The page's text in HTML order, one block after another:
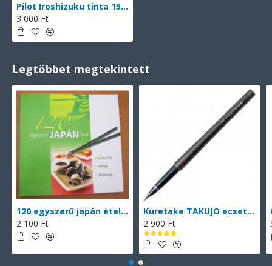
Pilot Iroshizuku tinta 15 ml
3 000 Ft
Legtöbbet megtekintett
120 egyszerű japán étel (magyarul)
2 100 Ft
Kuretake TAKUJO ecsettoll No. 8 (DP150-8B), vékony hegyű ecsettoll, fekete tinta, 2 db cserélhető patronnal
2 900 Ft